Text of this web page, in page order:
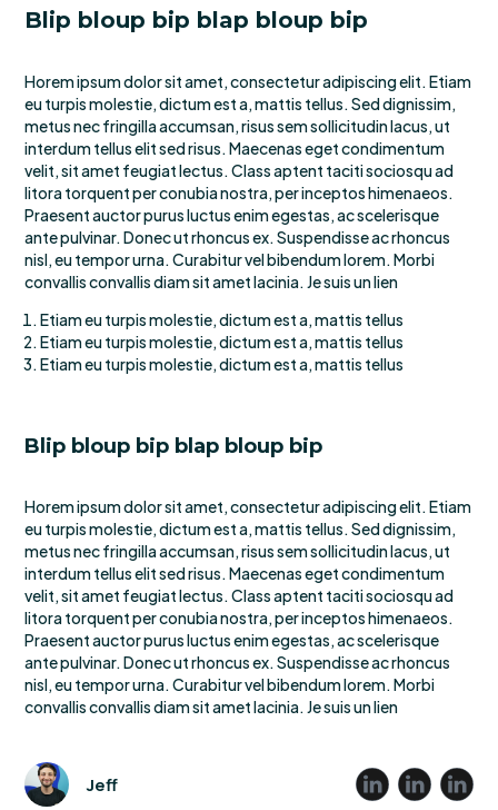
Blip bloup bip blap bloup bip
Horem ipsum dolor sit amet, consectetur adipiscing elit. Etiam
eu turpis molestie, dictum est a, mattis tellus. Sed dignissim,
metus nec fringilla accumsan, risus sem sollicitudin lacus, ut
interdum tellus elit sed risus. Maecenas eget condimentum
velit, sit amet feugiat lectus. Class aptent taciti sociosqu ad
litora torquent per conubia nostra, per inceptos himenaeos.
Praesent auctor purus luctus enim egestas, ac scelerisque
ante pulvinar. Donec ut rhoncus ex. Suspendisse ac rhoncus
nisl, eu tempor urna. Curabitur vel bibendum lorem. Morbi
convallis convallis diam sit amet lacinia. Je suis un lien
Etiam eu turpis molestie, dictum est a, mattis tellus
Etiam eu turpis molestie, dictum est a, mattis tellus
Etiam eu turpis molestie, dictum est a, mattis tellus
Blip bloup bip blap bloup bip
Horem ipsum dolor sit amet, consectetur adipiscing elit. Etiam
eu turpis molestie, dictum est a, mattis tellus. Sed dignissim,
metus nec fringilla accumsan, risus sem sollicitudin lacus, ut
interdum tellus elit sed risus. Maecenas eget condimentum
velit, sit amet feugiat lectus. Class aptent taciti sociosqu ad
litora torquent per conubia nostra, per inceptos himenaeos.
Praesent auctor purus luctus enim egestas, ac scelerisque
ante pulvinar. Donec ut rhoncus ex. Suspendisse ac rhoncus
nisl, eu tempor urna. Curabitur vel bibendum lorem. Morbi
convallis convallis diam sit amet lacinia. Je suis un lien
Jeff